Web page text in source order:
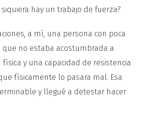
hay un trabajo de fuerza?
a mí, una persona con poca
no estaba acostumbrada a
física y una capacidad de resistencia
físicamente lo pasara mal. Esa
y llegué a detestar hacer